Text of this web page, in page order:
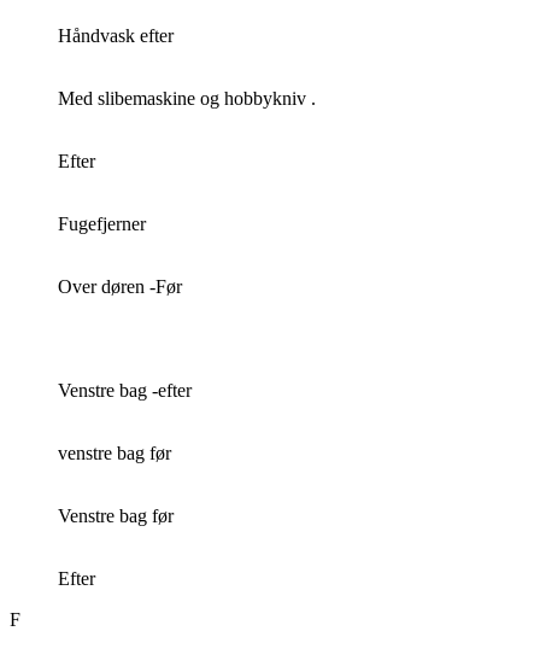
Håndvask efter
Med slibemaskine og hobbykniv .
Efter
Fugefjerner
Over døren -Før
Venstre bag -efter
venstre bag før
Venstre bag før
Efter
F